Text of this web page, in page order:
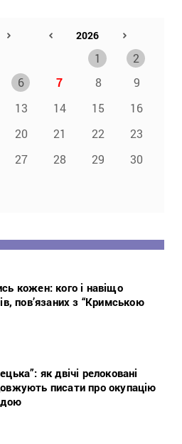
1
2
6 7 8
9
13 14 15
16
20 21 22
23
27 28 29
30
кожен: кого і навіщо
пов’язаних з “Кримською
як двічі релоковані
писати про окупацію